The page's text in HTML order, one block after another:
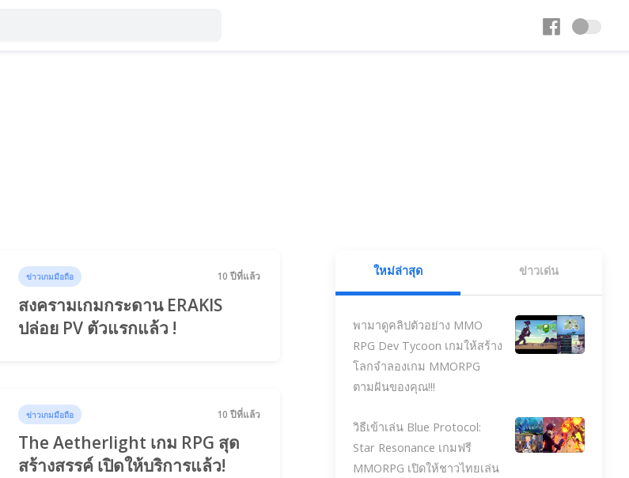
ข่าวเกมมือถือ 10 ปีที่แล้ว
สงครามเกมกระดาน ERAKIS
ปล่อย PV ตัวแรกแล้ว !
ข่าวเกมมือถือ 10 ปีที่แล้ว
The Aetherlight เกม RPG สุด
สร้างสรรค์ เปิดให้บริการแล้ว!
ใหม่ล่าสุด ข่าวเด่น
พามาดูคลิปตัวอย่าง MMO
RPG Dev Tycoon เกมให้สร้าง
โลกจำลองเกม MMORPG
ตามฝันของคุณ!!!
วิธีเข้าเล่น Blue Protocol:
Star Resonance เกมฟรี
MMORPG เปิดให้ชาวไทยเล่น